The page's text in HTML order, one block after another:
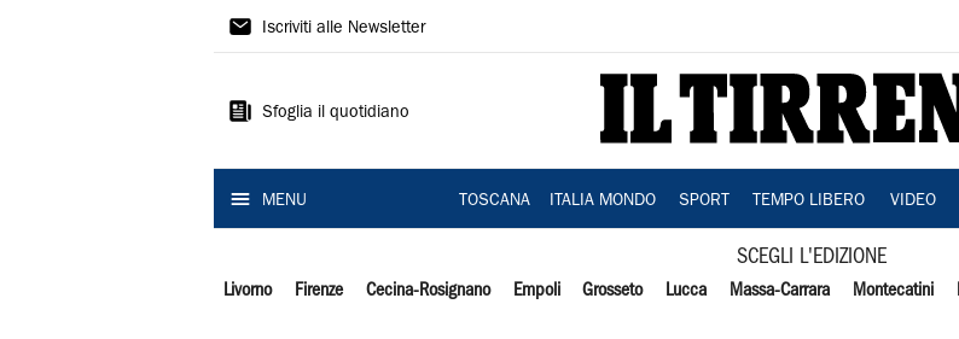
Il
Iscriviti alle Newsletter
Sfoglia il quotidiano
MENU TOSCANA ITALIA MONDO SPORT TEMPO LIBERO VIDEO
SCEGLI L'EDIZIONE
Livorno Firenze Cecina-Rosignano Empoli Grosseto Lucca Massa-Carrara Montecatini